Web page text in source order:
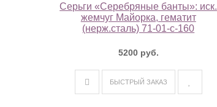
Серьги «Серебряные банты»: иск.
жемчуг Майорка, гематит
(нерж.сталь) 71-01-с-160
5200 руб.
БЫСТРЫЙ ЗАКАЗ